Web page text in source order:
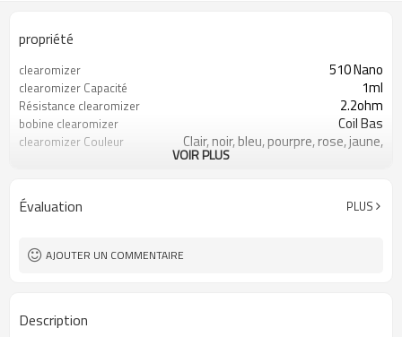
propriété
clearomizer 510 Nano
clearomizer Capacité 1ml
Résistance clearomizer 2.2ohm
bobine clearomizer Coil Bas
clearomizer Couleur
Clair, noir, bleu, pourpre, rose, jaune,
batterie de couleur
discussion 510 fil
VOIR PLUS
Évaluation PLUS
AJOUTER UN COMMENTAIRE
Description